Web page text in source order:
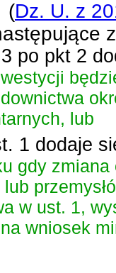
(Dz. U. z
po pkt 2
lub
1 dodaje
gdy
w ust. 1,
wniosek